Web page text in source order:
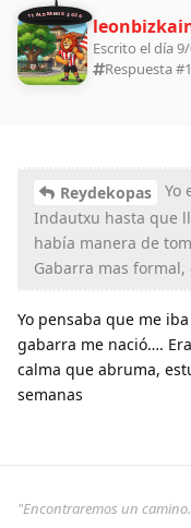
11 ALDEANOS 2026
Escrito el día
Respuesta #
Reydekopas
Yo
Indautxu hasta que
había manera de
Gabarra mas
Yo pensaba que me
gabarra me nació….
calma que abruma,
semanas
"Encontraremos un